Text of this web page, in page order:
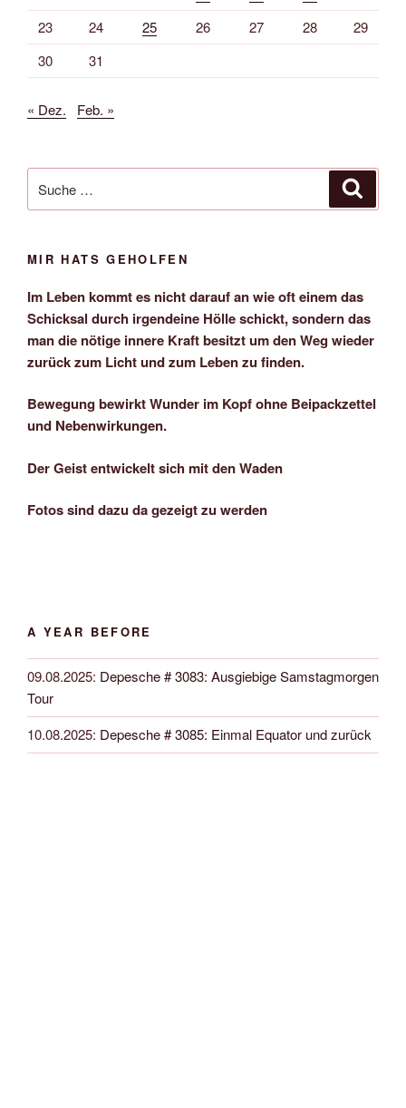
23
24 25 26 27 28
29
30
31
« Dez. Feb. »
nach:
MIR HATS GEHOLFEN
Im Leben kommt es nicht darauf an wie oft einem das
Schicksal durch irgendeine Hölle schickt, sondern das
man die nötige innere Kraft besitzt um den Weg wieder
zurück zum Licht und zum Leben zu finden.
Bewegung bewirkt Wunder im Kopf ohne Beipackzettel
und Nebenwirkungen.
Der Geist entwickelt sich mit den Waden
Fotos sind dazu da gezeigt zu werden
A YEAR BEFORE
09.08.2025: Depesche # 3083: Ausgiebige Samstagmorgen
Tour
10.08.2025: Depesche # 3085: Einmal Equator und zurück